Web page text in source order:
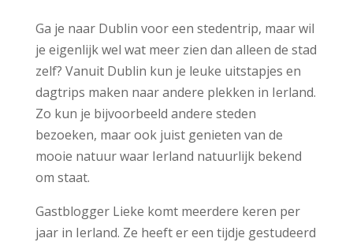
Ga je naar Dublin voor een stedentrip, maar wil
je eigenlijk wel wat meer zien dan alleen de stad
zelf? Vanuit Dublin kun je leuke uitstapjes en
dagtrips maken naar andere plekken in Ierland.
Zo kun je bijvoorbeeld andere steden
bezoeken, maar ook juist genieten van de
mooie natuur waar Ierland natuurlijk bekend
om staat.
Gastblogger Lieke komt meerdere keren per
jaar in Ierland. Ze heeft er een tijdje gestudeerd